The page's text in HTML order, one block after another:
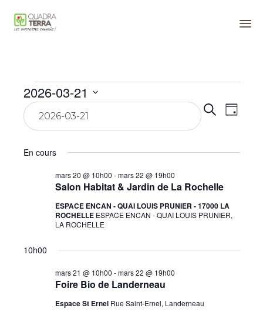
Évènements
for
mars
21,
2026
de
vues
Recherche
Jour
2026-03-21
Sélectionnez
date.
En cours
Salon Habitat & Jardin de La Rochelle
mars 20 @ 10h00 -mars 22 @ 19h00
ESPACE ENCAN - QUAI LOUIS PRUNIER - 17000 LA
ROCHELLE ESPACE ENCAN - QUAI LOUIS PRUNIER,
LA ROCHELLE
10h00
Foire Bio de Landerneau
mars 21 @ 10h00 -mars 22 @ 19h00
Espace St Ernel Rue Saint-Ernel, Landerneau